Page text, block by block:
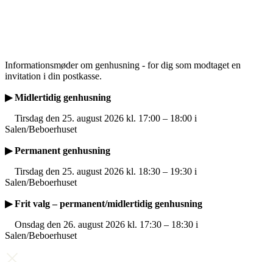
Informationsmøder om genhusning - for dig som modtaget en
invitation i din postkasse.
▶ Midlertidig genhusning
Tirsdag den 25. august 2026 kl. 17:00 – 18:00 i
Salen/Beboerhuset
▶ Permanent genhusning
Tirsdag den 25. august 2026 kl. 18:30 – 19:30 i
Salen/Beboerhuset
▶ Frit valg – permanent/midlertidig genhusning
Onsdag den 26. august 2026 kl. 17:30 – 18:30 i
Salen/Beboerhuset